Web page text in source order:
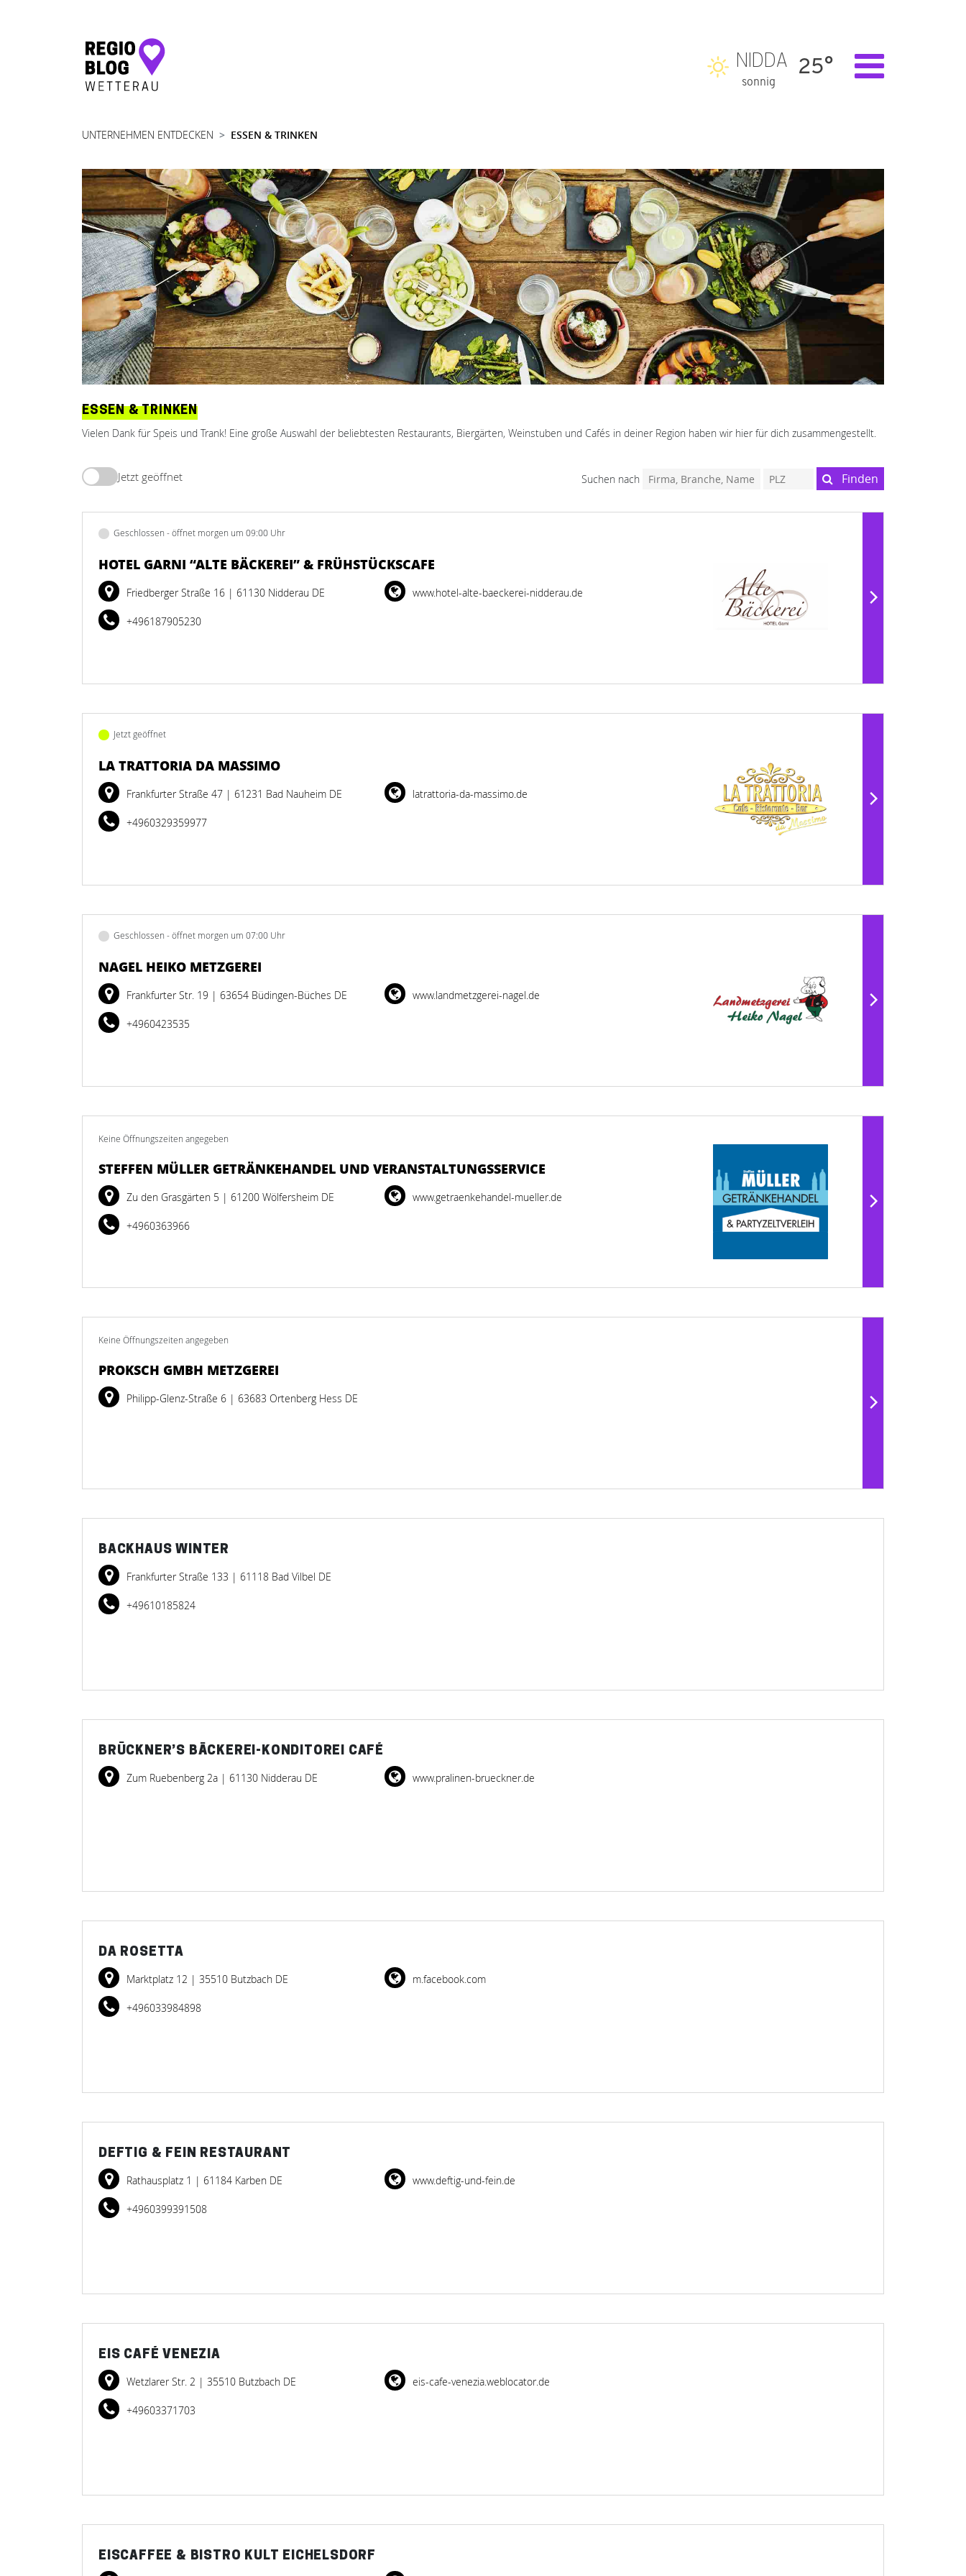
Hauptnavigation
NIDDA
sonnig
25°
UNTERNEHMEN ENTDECKEN ESSEN & TRINKEN
ESSEN & TRINKEN
Vielen Dank für Speis und Trank! Eine große Auswahl der beliebtesten Restaurants, Biergärten, Weinstuben und Cafés in deiner Region haben wir hier für dich zusammengestellt.
Jetzt geöffnet Suchen nach Finden
Geschlossen - öffnet morgen um 09:00 Uhr
HOTEL GARNI “ALTE BÄCKEREI” & FRÜHSTÜCKSCAFE
Friedberger Straße 16 | 61130 Nidderau DE
+496187905230
www.hotel-alte-baeckerei-nidderau.de
Jetzt geöffnet
LA TRATTORIA DA MASSIMO
Frankfurter Straße 47 | 61231 Bad Nauheim DE
+4960329359977
latrattoria-da-massimo.de
Geschlossen - öffnet morgen um 07:00 Uhr
NAGEL HEIKO METZGEREI
Frankfurter Str. 19 | 63654 Büdingen-Büches DE
+4960423535
www.landmetzgerei-nagel.de
Keine Öffnungszeiten angegeben
STEFFEN MÜLLER GETRÄNKEHANDEL UND VERANSTALTUNGSSERVICE
Zu den Grasgärten 5 | 61200 Wölfersheim DE
+4960363966
www.getraenkehandel-mueller.de
Keine Öffnungszeiten angegeben
PROKSCH GMBH METZGEREI
Philipp-Glenz-Straße 6 | 63683 Ortenberg Hess DE
BACKHAUS WINTER
Frankfurter Straße 133 | 61118 Bad Vilbel DE
+49610185824
BRÜCKNER’S BÄCKEREI-KONDITOREI CAFÉ
Zum Ruebenberg 2a | 61130 Nidderau DE www.pralinen-brueckner.de
DA ROSETTA
Marktplatz 12 | 35510 Butzbach DE
+496033984898
m.facebook.com
DEFTIG & FEIN RESTAURANT
Rathausplatz 1 | 61184 Karben DE
+4960399391508
www.deftig-und-fein.de
EIS CAFÉ VENEZIA
Wetzlarer Str. 2 | 35510 Butzbach DE
+49603371703
eis-cafe-venezia.weblocator.de
EISCAFFEE & BISTRO KULT EICHELSDORF